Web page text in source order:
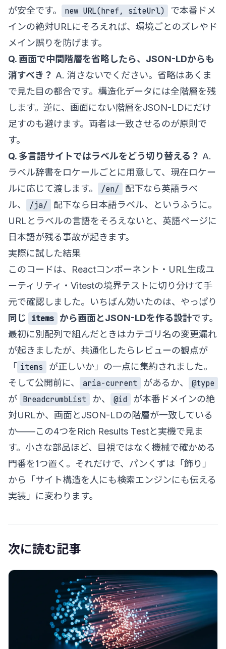
が安全です。
new URL(href, siteUrl)
で本番ドメ
インの絶対URLにそろえれば、環境ごとのズレやド
メイン誤りを防げます。
Q. 画面で中間階層を省略したら、JSON-LDからも
消すべき？ A. 消さないでください。省略はあくま
で見た目の都合です。構造化データには全階層を残
します。逆に、画面にない階層をJSON-LDにだけ
足すのも避けます。両者は一致させるのが原則で
す。
Q. 多言語サイトではラベルをどう切り替える？ A.
ラベル辞書をロケールごとに用意して、現在ロケー
ルに応じて渡します。
/en/
配下なら英語ラベ
ル、
/ja/
配下なら日本語ラベル、というふうに。
URLとラベルの言語をそろえないと、英語ページに
日本語が残る事故が起きます。
実際に試した結果
このコードは、Reactコンポーネント・URL生成ユ
ーティリティ・Vitestの境界テストに切り分けて手
元で確認しました。いちばん効いたのは、やっぱり
同じ
items から画面とJSON-LDを作る設計です。
最初に別配列で組んだときはカテゴリ名の変更漏れ
が起きましたが、共通化したらレビューの観点が
「 items
が正しいか」の一点に集約されました。
そして公開前に、
aria-current があるか、
@type
が BreadcrumbList か、 @id
が本番ドメインの絶
対URLか、画面とJSON-LDの階層が一致している
か——この4つをRich Results Testと実機で見ま
す。小さな部品ほど、目視ではなく機械で確かめる
門番を1つ置く。それだけで、パンくずは「飾り」
から「サイト構造を人にも検索エンジンにも伝える
実装」に変わります。
次に読む記事